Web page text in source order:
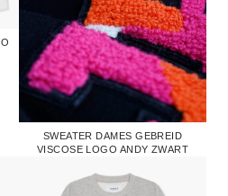
SWEATER DAMES GEBREID
VISCOSE LOGO ANDY ZWART